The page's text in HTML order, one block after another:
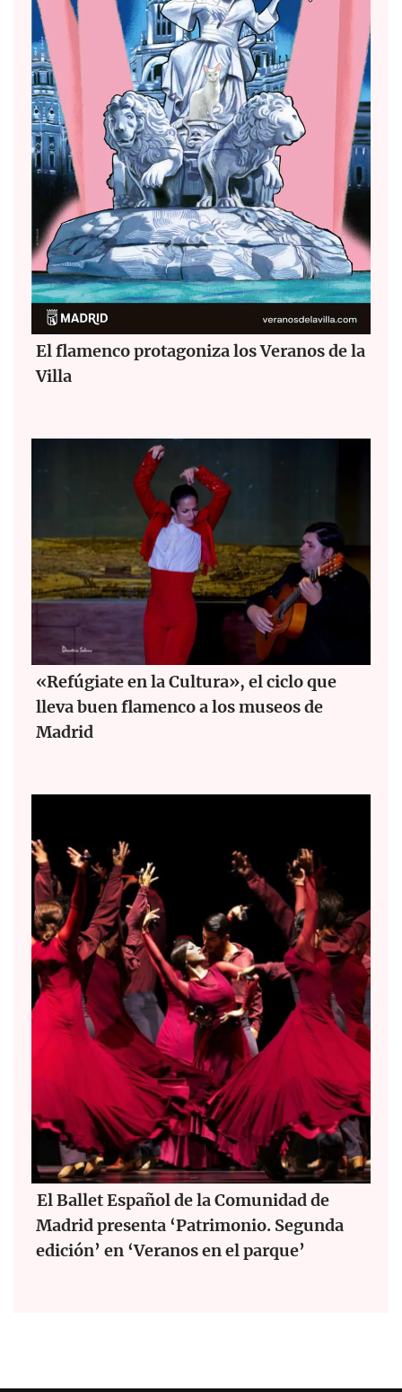
El flamenco protagoniza los Veranos de la
Villa
«Refúgiate en la Cultura», el ciclo que
lleva buen flamenco a los museos de
Madrid
El Ballet Español de la Comunidad de
Madrid presenta ‘Patrimonio. Segunda
edición’ en ‘Veranos en el parque’